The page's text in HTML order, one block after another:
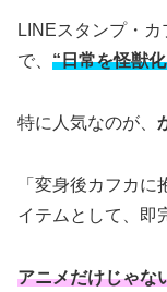
LINEスタンプ・
で、 “日常を怪獣
特に人気なのが、
「変身後カフカ
イテムとして、即
アニメだけじゃな